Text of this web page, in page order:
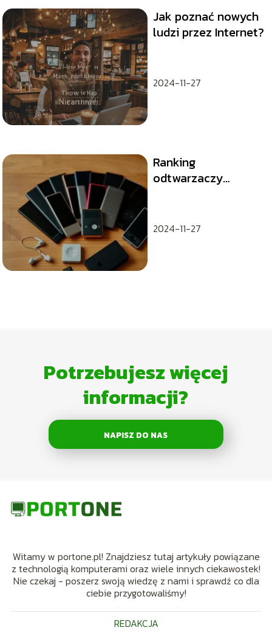
Jak poznać nowych
ludzi przez Internet?
2024-11-27
Ranking
odtwarzaczy
2024-11-27
Potrzebujesz więcej
informacji?
NAPISZ DO NAS
Witamy w portone.pl! Znajdziesz tutaj artykuły powiązane
z technologią komputerami oraz wiele innych ciekawostek!
Nie czekaj - poszerz swoją wiedzę z nami i sprawdź co dla
ciebie przygotowaliśmy!
REDAKCJA